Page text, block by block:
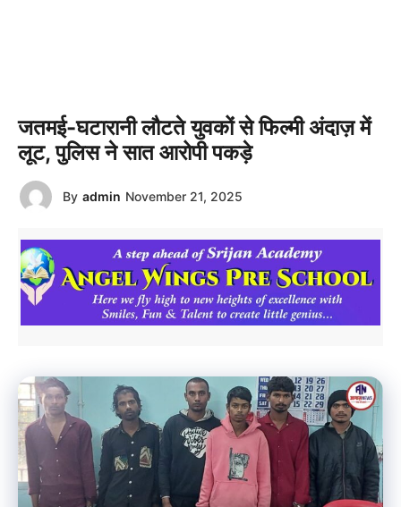
जतमई-घटारानी लौटते युवकों से फिल्मी अंदाज़ में
लूट, पुलिस ने सात आरोपी पकड़े
By admin November 21, 2025